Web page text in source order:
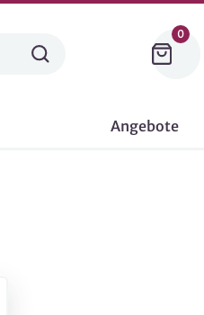
0
Angebote